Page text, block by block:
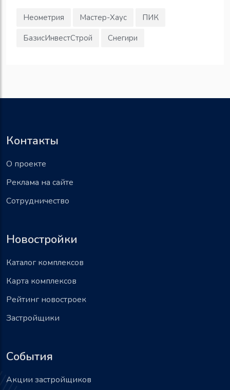
Неометрия Мастер-Хаус
ПИК
БазисИнвестСтрой
Снегири
Контакты
О проекте
Реклама на сайте
Сотрудничество
Новостройки
Каталог комплексов
Карта комплексов
Рейтинг новостроек
Застройщики
События
Акции застройщиков